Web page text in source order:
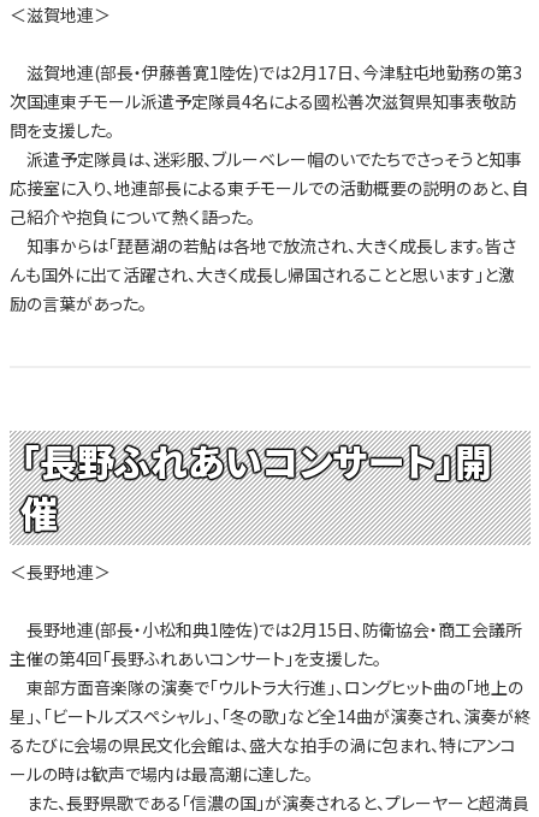
＜滋賀地連＞
滋賀地連(部長・伊藤善寛1陸佐)では2月17日、今津駐屯地勤務の第3
次国連東チモール派遣予定隊員4名による國松善次滋賀県知事表敬訪
問を支援した。
派遣予定隊員は、迷彩服、ブルーベレー帽のいでたちでさっそうと知事
応接室に入り、地連部長による東チモールでの活動概要の説明のあと、自
己紹介や抱負について熱く語った。
知事からは「琵琶湖の若鮎は各地で放流され、大きく成長します。皆さ
んも国外に出て活躍され、大きく成長し帰国されることと思います」と激
励の言葉があった。
「長野ふれあいコンサート」開
催
＜長野地連＞
長野地連(部長・小松和典1陸佐)では2月15日、防衛協会・商工会議所
主催の第4回「長野ふれあいコンサート」を支援した。
東部方面音楽隊の演奏で「ウルトラ大行進」、ロングヒット曲の「地上の
星」、「ビートルズスペシャル」、「冬の歌」など全14曲が演奏され、演奏が終
るたびに会場の県民文化会館は、盛大な拍手の渦に包まれ、特にアンコ
ールの時は歓声で場内は最高潮に達した。
また、長野県歌である「信濃の国」が演奏されると、プレーヤーと超満員